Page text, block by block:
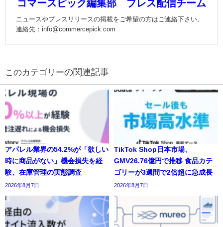
コマースピック編集部 プレス配信チーム
ニュースやプレスリリースの掲載をご希望の方はご連絡下さい。
連絡先：info@commercepick.com
の関連記事
アパレル業界の54.2%が「欲しい
時に商品がない」機会損失を経
験、在庫管理の実態調査
2026年8月7日
TikTok Shop日本市場、
GMV26.76億円で推移 食品カテ
ゴリーが3週間で2倍超に急成長
2026年8月7日